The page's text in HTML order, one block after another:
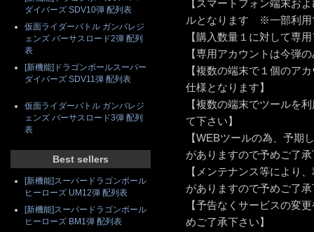
【スマートフォン端末お
ルとなります ※一部利用
【購入数量１に対して専
【専用アカウントは今弾
【複数の端末で１個のア
仕様となります】
【複数の端末でツールを
て下さい】
【WEBツールの為、予期
がありますので予めご了
【メンテナンス等により
がありますので予めご了
【予告なくサービスの変
めご了承下さい】
ダイバーズ SDV10弾 配列表
仮面ライダーバトル ガンバレジ
ェンズ バーサスロード2弾 配列
表
[新機能]ドラゴンボールスーパー
ダイバーズ SDV11弾 配列表
仮面ライダーバトル ガンバレジ
ェンズ バーサスロード3弾 配列
表
Best sellers
[新機能]スーパードラゴンボール
ヒーローズ UM12弾 配列表
[新機能]スーパードラゴンボール
ヒーローズ BM1弾 配列表